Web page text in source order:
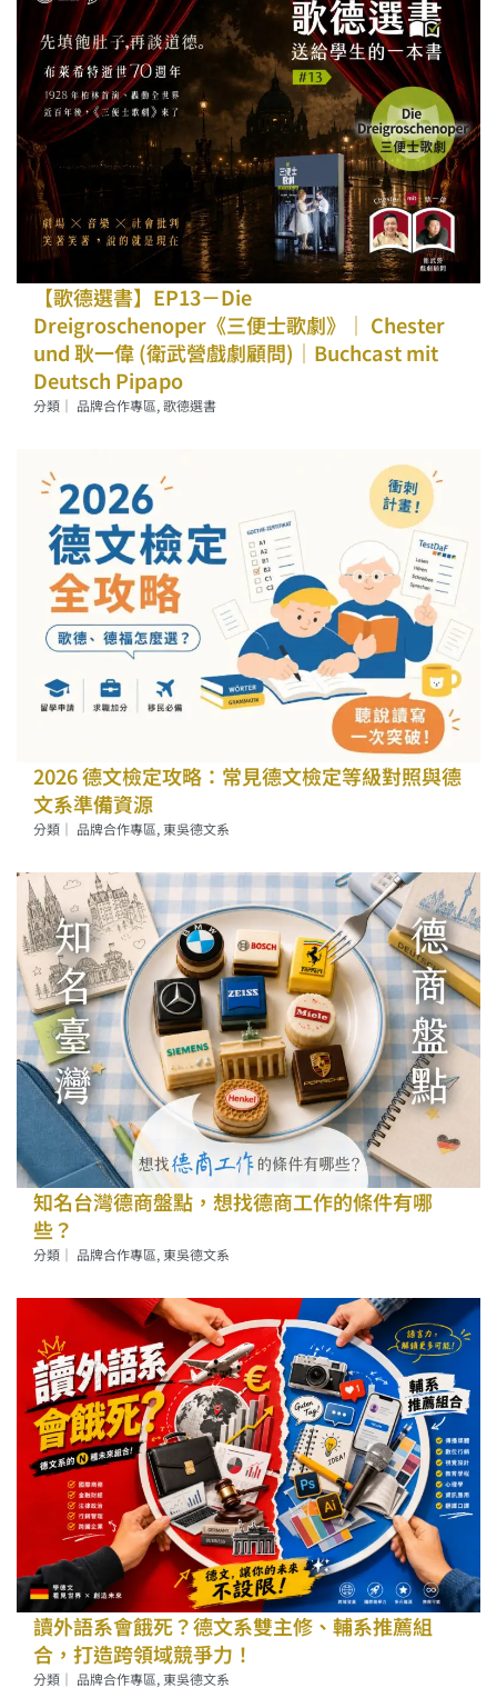
【歌德選書】EP13－Die
Dreigroschenoper《三便士歌劇》｜ Chester
und 耿一偉 (衛武營戲劇顧問)｜Buchcast mit
Deutsch Pipapo
分類｜ 品牌合作專區,歌德選書
2026 德文檢定攻略：常見德文檢定等級對照與德
文系準備資源
分類｜ 品牌合作專區,東吳德文系
知名台灣德商盤點，想找德商工作的條件有哪
些？
分類｜ 品牌合作專區,東吳德文系
讀外語系會餓死？德文系雙主修、輔系推薦組
合，打造跨領域競爭力！
分類｜ 品牌合作專區,東吳德文系